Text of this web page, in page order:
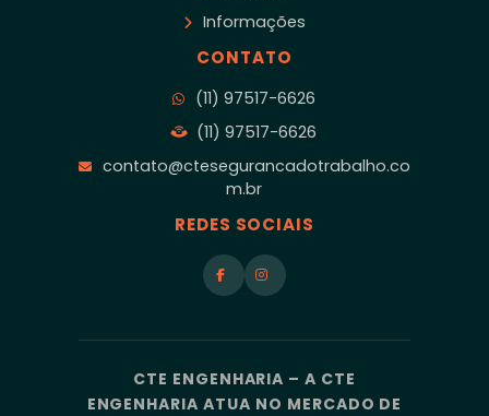
Informações
CONTATO
(11) 97517-6626
(11) 97517-6626
contato@ctesegurancadotrabalho.co
m.br
REDES SOCIAIS
CTE ENGENHARIA – A CTE
ENGENHARIA ATUA NO MERCADO DE